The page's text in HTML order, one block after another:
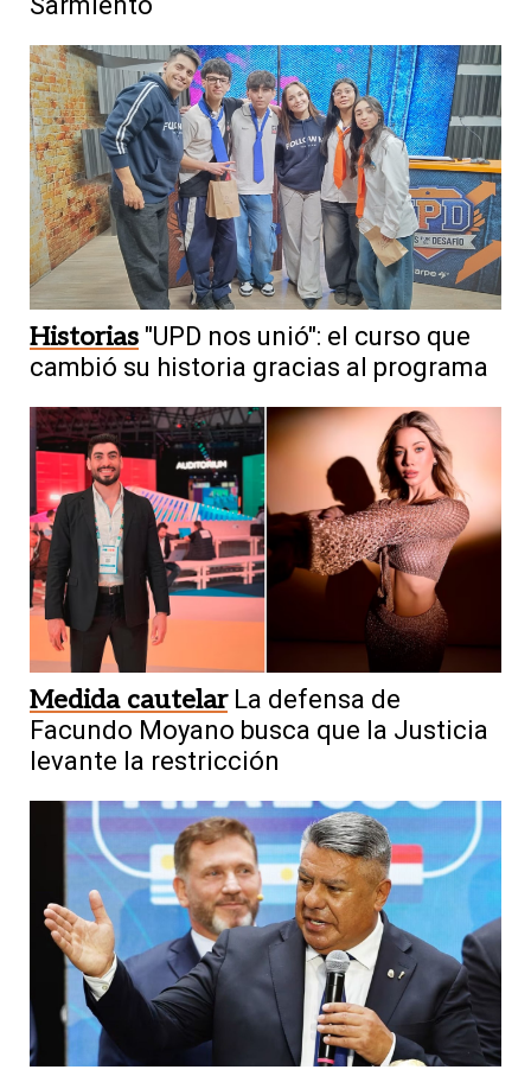
Historias "UPD nos unió": el curso que
cambió su historia gracias al programa
Medida cautelar La defensa de
Facundo Moyano busca que la Justicia
levante la restricción